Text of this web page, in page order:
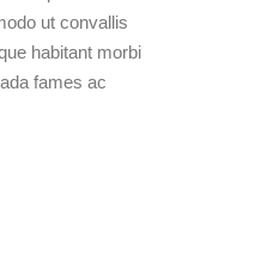
ut convallis
habitant morbi
fames ac